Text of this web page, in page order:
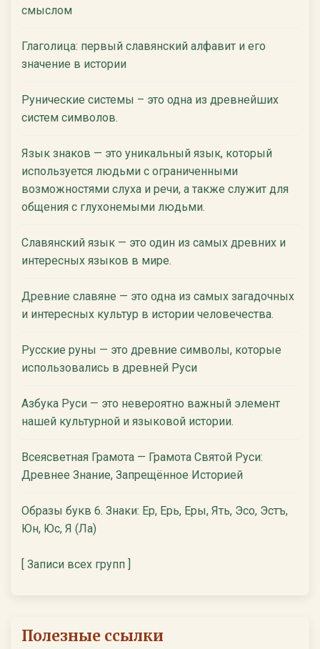
смыслом
Глаголица: первый славянский алфавит и его
значение в истории
Рунические системы – это одна из древнейших
систем символов.
Язык знаков — это уникальный язык, который
используется людьми с ограниченными
возможностями слуха и речи, а также служит для
общения с глухонемыми людьми.
Славянский язык — это один из самых древних и
интересных языков в мире.
Древние славяне — это одна из самых загадочных
и интересных культур в истории человечества.
Русские руны — это древние символы, которые
использовались в древней Руси
Азбука Руси — это невероятно важный элемент
нашей культурной и языковой истории.
Всеясветная Грамота — Грамота Святой Руси:
Древнее Знание, Запрещённое Историей
Образы букв 6. Знаки: Ер, Ерь, Еры, Ять, Эсо, Эстъ,
Юн, Юс, Я (Ла)
[ Записи всех групп ]
Полезные ссылки